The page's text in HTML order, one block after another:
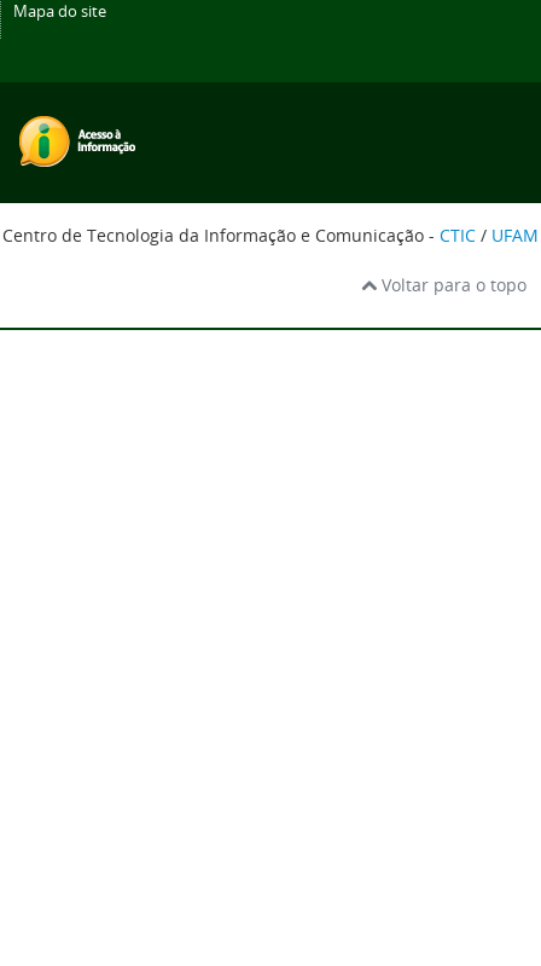
Mapa do site
Centro de Tecnologia da Informação e Comunicação - CTIC / UFAM
Voltar para o topo